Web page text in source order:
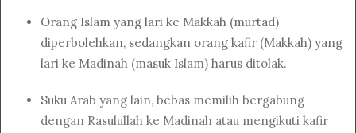
Orang Islam yang lari ke Makkah (murtad)
diperbolehkan, sedangkan orang kafir (Makkah) yang
lari ke Madinah (masuk Islam) harus ditolak.
Suku Arab yang lain, bebas memilih bergabung
dengan Rasulullah ke Madinah atau mengikuti kafir